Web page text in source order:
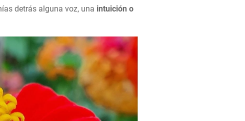
detrás alguna voz, una intuición o